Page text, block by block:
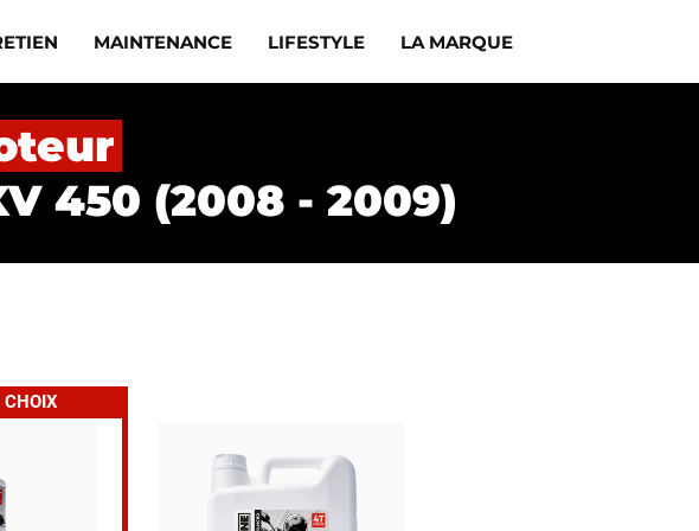
MAINTENANCE LIFESTYLE LA MARQUE
450 (2008 - 2009)
CHOIX